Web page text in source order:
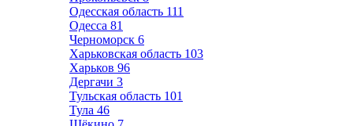
Одесская область 111
Одесса 81
Черноморск 6
Харьковская область 103
Харьков 96
Дергачи 3
Тульская область 101
Тула 46